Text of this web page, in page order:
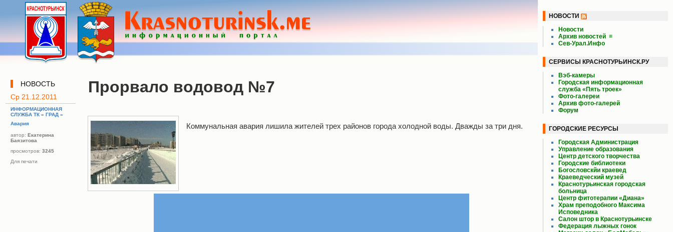
НОВОСТЬ
Ср 21.12.2011
ИНФОРМАЦИОННАЯ
СЛУЖБА ТК « ГРАД »
Авария
автор: Екатерина
Баязитова
просмотров: 3245
Для печати
Прорвало водовод №7
Коммунальная авария лишила жителей трех районов города холодной воды. Дважды за три дня.
НОВОСТИ
Новости
Архив новостей ≡
Сев-Урал.Инфо
СЕРВИСЫ КРАСНОТУРЬИНСК.РУ
Вэб-камеры
Городская информационная
служба «Пять троек»
Фото-галереи
Архив фото-галерей
Форум
ГОРОДСКИЕ РЕСУРСЫ
Городская Администрация
Управление образования
Центр детского творчества
Городские библиотеки
Богословскйи краевед
Краеведческий музей
Краснотурьинская городская
больница
Центр фитотерапии «Диана»
Храм преподобного Максима
Исповедника
Салон штор в Краснотурьинске
Федерация лыжных гонок